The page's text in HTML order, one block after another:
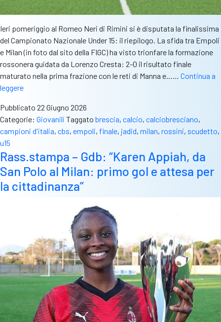
Ieri pomeriggio al Romeo Neri di Rimini si è disputata la finalissima
del Campionato Nazionale Under 15: il riepilogo. La sfida tra Empoli
e Milan (in foto dal sito della FIGC) ha visto trionfare la formazione
rossonera guidata da Lorenzo Cresta: 2-0 il risultato finale
maturato nella prima frazione con le reti di Manna e…… Continua a
leggereIl
U15
è
campione
protagonisti
due
talenti
“bresciani”
Pubblicato 22 Giugno 2026
Categorie: Giovanili Taggato brescia, calcio, calciobresciano,
campioni d'italia, cbs, empoli, finale, jadid, milan, rossini, scudetto,
u15
Rass.stampa – Gdb: “Karen Appiah, da
San Polo al Milan: primo gol e attesa per
la cittadinanza”